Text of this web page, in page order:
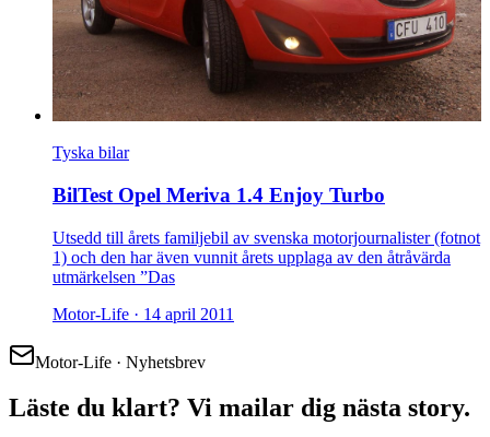
Tyska bilar
BilTest Opel Meriva 1.4 Enjoy Turbo
Utsedd till årets familjebil av svenska motorjournalister (fotnot
1) och den har även vunnit årets upplaga av den åtråvärda
utmärkelsen ”Das
Motor-Life · 14 april 2011
Motor-Life · Nyhetsbrev
Läste du klart? Vi mailar dig nästa story.